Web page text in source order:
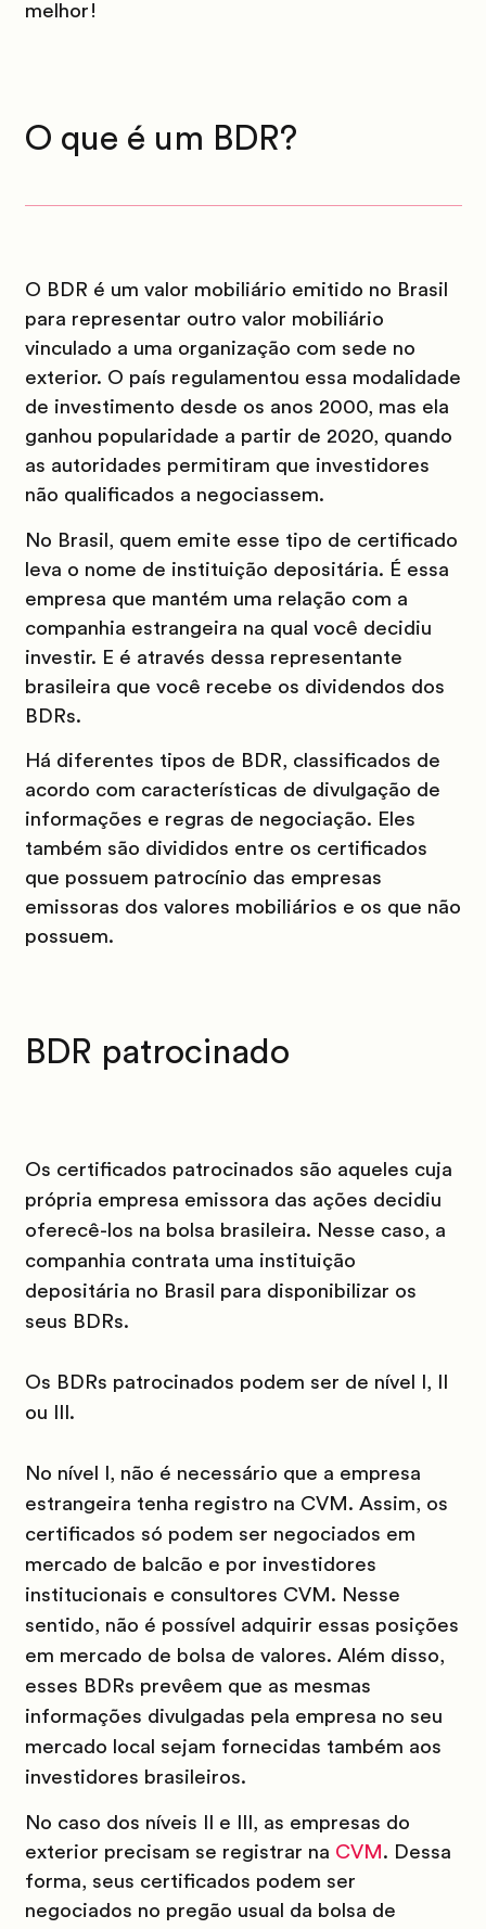
melhor!
O que é um BDR?
O BDR é um valor mobiliário emitido no Brasil
para representar outro valor mobiliário
vinculado a uma organização com sede no
exterior. O país regulamentou essa modalidade
de investimento desde os anos 2000, mas ela
ganhou popularidade a partir de 2020, quando
as autoridades permitiram que investidores
não qualificados a negociassem.
No Brasil, quem emite esse tipo de certificado
leva o nome de instituição depositária. É essa
empresa que mantém uma relação com a
companhia estrangeira na qual você decidiu
investir. E é através dessa representante
brasileira que você recebe os dividendos dos
BDRs.
Há diferentes tipos de BDR, classificados de
acordo com características de divulgação de
informações e regras de negociação. Eles
também são divididos entre os certificados
que possuem patrocínio das empresas
emissoras dos valores mobiliários e os que não
possuem.
BDR patrocinado
Os certificados patrocinados são aqueles cuja
própria empresa emissora das ações decidiu
oferecê-los na bolsa brasileira. Nesse caso, a
companhia contrata uma instituição
depositária no Brasil para disponibilizar os
seus BDRs.
Os BDRs patrocinados podem ser de nível I, II
ou III.
No nível I, não é necessário que a empresa
estrangeira tenha registro na CVM. Assim, os
certificados só podem ser negociados em
mercado de balcão e por investidores
institucionais e consultores CVM. Nesse
sentido, não é possível adquirir essas posições
em mercado de bolsa de valores. Além disso,
esses BDRs prevêem que as mesmas
informações divulgadas pela empresa no seu
mercado local sejam fornecidas também aos
investidores brasileiros.
No caso dos níveis II e III, as empresas do
exterior precisam se registrar na CVM . Dessa
forma, seus certificados podem ser
negociados no pregão usual da bolsa de